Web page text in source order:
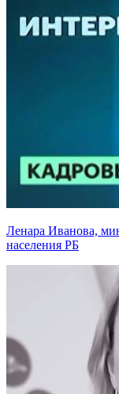
Ленара Иванова,
населения РБ